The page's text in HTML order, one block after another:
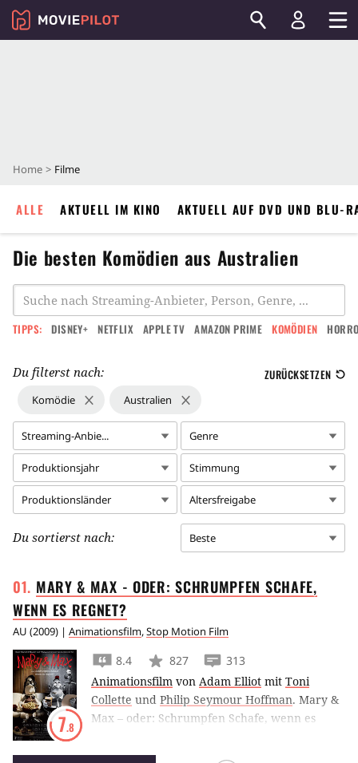
Home Filme
ALLE AKTUELL IM KINO AKTUELL AUF DVD UND BLU-
Die besten Komödien aus Australien
TIPPS: DISNEY+ NETFLIX APPLE TV AMAZON PRIME KOMÖDIEN
Du filterst nach: ZURÜCKSETZEN
Komödie Australien
Streaming-Anbie... Genre
Produktionsjahr Stimmung
Produktionsländer Altersfreigabe
Du sortierst nach: Beste
MARY & MAX - ODER: SCHRUMPFEN SCHAFE,
WENN ES REGNET?
AU (2009) | Animationsfilm,Stop Motion Film
7.8
8.4 827
313
Animationsfilm von Adam Elliot mit Toni
Collette und Philip Seymour Hoffman. Mary &
Max – oder: Schrumpfen Schafe, wenn es
Freundschaft zwischen einem kleinen